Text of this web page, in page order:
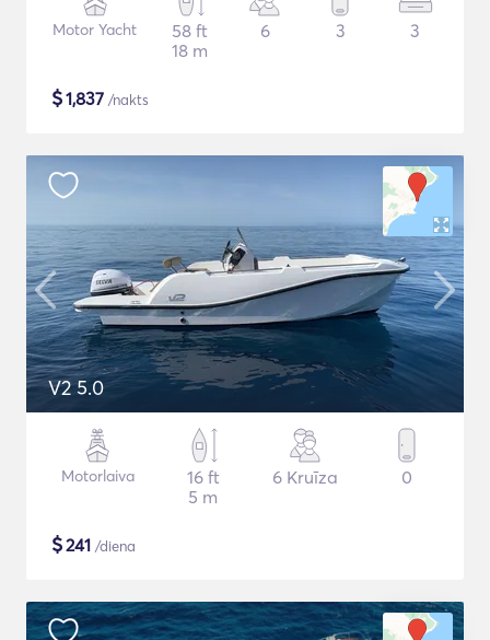
Motor Yacht
58 ft
18 m
6 3 3
$1,837 /nakts
V2 5.0
Motorlaiva
16 ft
5 m
6 Kruīza 0
$241 /diena